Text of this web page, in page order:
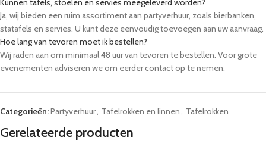
Kunnen tafels, stoelen en servies meegeleverd worden?
Ja, wij bieden een ruim assortiment aan partyverhuur, zoals bierbanken,
statafels en servies. U kunt deze eenvoudig toevoegen aan uw aanvraag.
Hoe lang van tevoren moet ik bestellen?
Wij raden aan om minimaal 48 uur van tevoren te bestellen. Voor grote
evenementen adviseren we om eerder contact op te nemen.
Categorieën:Partyverhuur, Tafelrokken en linnen, Tafelrokken
Gerelateerde producten